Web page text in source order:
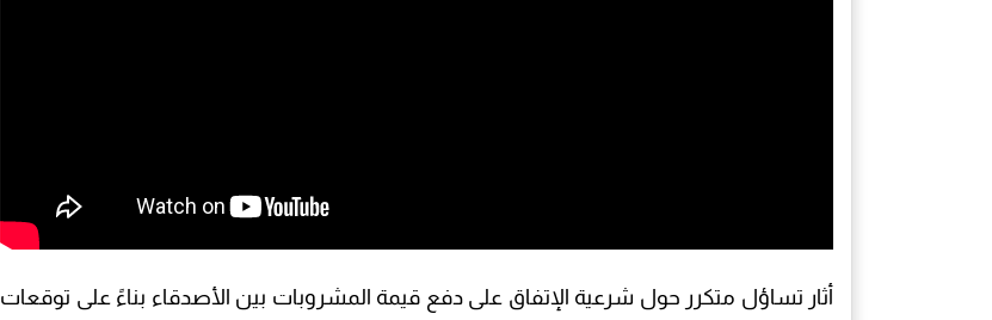
أثار تساؤل متكرر حول شرعية الإتفاق على دفع قيمة المشروبات بين الأصدقاء بناءً على توقعات